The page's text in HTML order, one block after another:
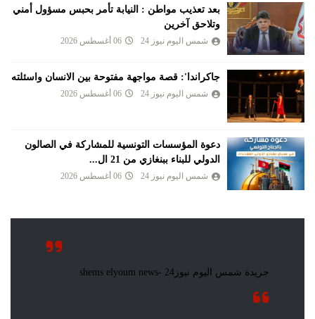
بعد تعذيب مواطن : النيابة تأمر بحبس مسؤول أمني
وتلاحق آخرين
شمس اليوم نيوز 24 06 أغسطس 2026
جاكراندا': قصة مواجهة مفتوحة بين الانسان واسئلته
شمس اليوم نيوز 24 06 أغسطس 2026
دعوة المؤسسات التونسية للمشاركة في الصالون
الدولي للبناء ببنغازي من 21 ال...
شمس اليوم نيوز 24 06 أغسطس 2026